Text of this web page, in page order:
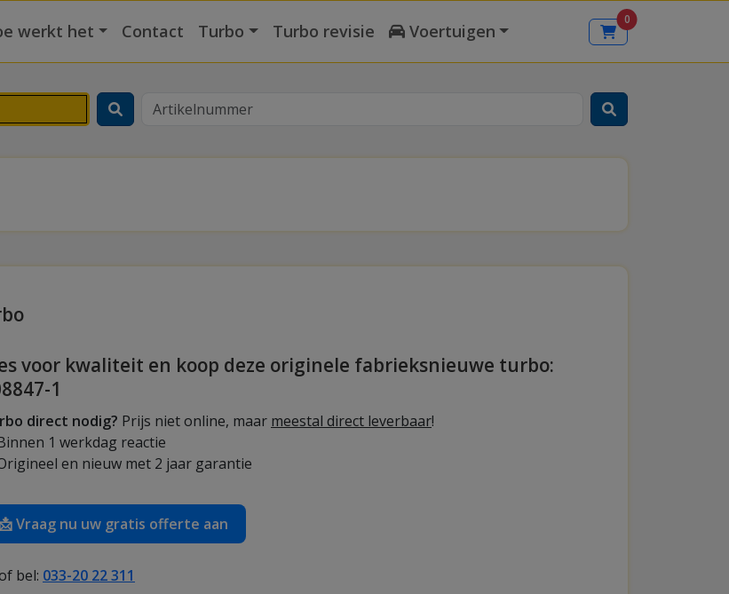
werkt het Contact Turbo Turbo revisie Voertuigen
0
voor kwaliteit en koop deze originele fabrieksnieuwe turbo:
1
direct nodig? Prijs niet online, maar meestal direct leverbaar!
1 werkdag reactie
en nieuw met 2 jaar garantie
📩 Vraag nu uw gratis offerte aan
bel: 033-20 22 311